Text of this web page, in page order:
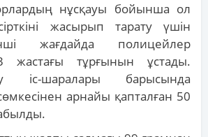
нұсқауы бойынша ол
жасырып тарату үшін
жағдайда полицейлер
жастағы тұрғынын ұстады.
іс-шаралары барысында
арнайы қапталған 50